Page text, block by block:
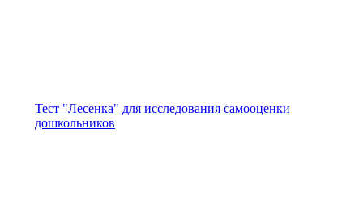
Тест "Лесенка" для исследования самооценки
дошкольников